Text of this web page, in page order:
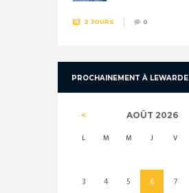
2 JOURS 0
PROCHAINEMENT À LEWARDE
AOÛT 2026
L M M J V
3
4 5 6 7